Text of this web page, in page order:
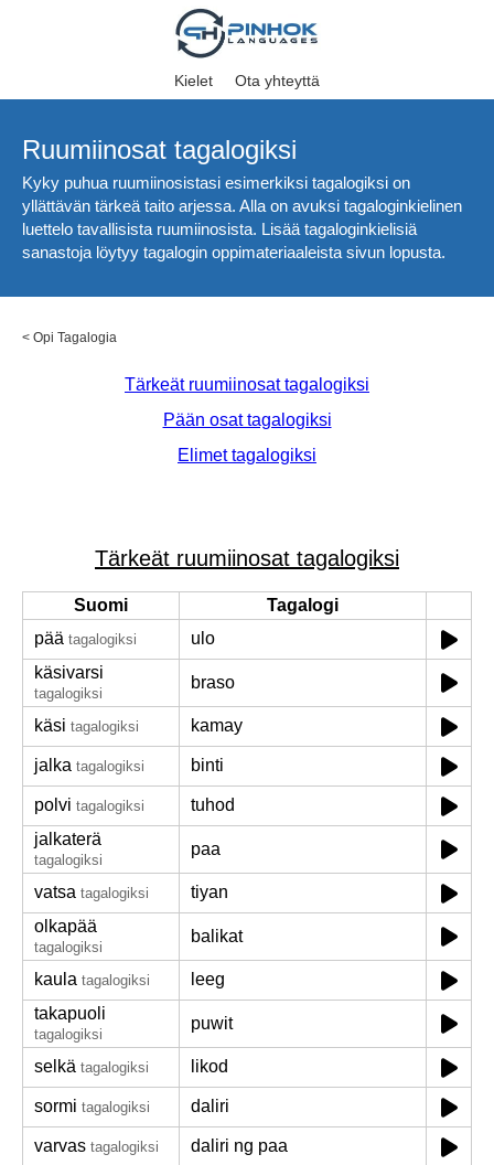
Kielet Ota yhteyttä
Ruumiinosat tagalogiksi
Kyky puhua ruumiinosistasi esimerkiksi tagalogiksi on
yllättävän tärkeä taito arjessa. Alla on avuksi tagaloginkielinen
luettelo tavallisista ruumiinosista. Lisää tagaloginkielisiä
sanastoja löytyy tagalogin oppimateriaaleista sivun lopusta.
< Opi Tagalogia
Tärkeät ruumiinosat tagalogiksi
Pään osat tagalogiksi
Elimet tagalogiksi
Tärkeät ruumiinosat tagalogiksi
Suomi
Tagalogi
pää tagalogiksi
ulo
käsivarsi
tagalogiksi
braso
käsi tagalogiksi kamay
jalka tagalogiksi binti
polvi tagalogiksi
tuhod
jalkaterä
tagalogiksi
paa
vatsa tagalogiksi
tiyan
olkapää
tagalogiksi
balikat
kaula tagalogiksi
leeg
takapuoli
tagalogiksi
puwit
selkä tagalogiksi likod
sormi tagalogiksi daliri
varvas tagalogiksi daliri ng paa